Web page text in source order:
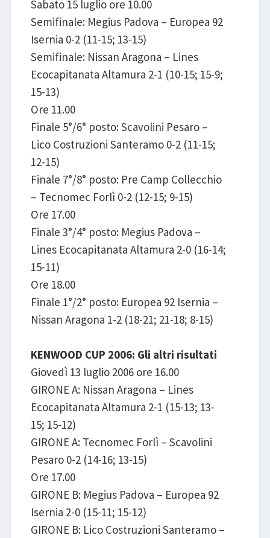
Sabato 15 luglio ore 10.00
Semifinale: Megius Padova – Europea 92
Isernia 0-2 (11-15; 13-15)
Semifinale: Nissan Aragona – Lines
Ecocapitanata Altamura 2-1 (10-15; 15-9;
15-13)
Ore 11.00
Finale 5°/6° posto: Scavolini Pesaro –
Lico Costruzioni Santeramo 0-2 (11-15;
12-15)
Finale 7°/8° posto: Pre Camp Collecchio
– Tecnomec Forlì 0-2 (12-15; 9-15)
Ore 17.00
Finale 3°/4° posto: Megius Padova –
Lines Ecocapitanata Altamura 2-0 (16-14;
15-11)
Ore 18.00
Finale 1°/2° posto: Europea 92 Isernia –
Nissan Aragona 1-2 (18-21; 21-18; 8-15)
KENWOOD CUP 2006: Gli altri risultati
Giovedì 13 luglio 2006 ore 16.00
GIRONE A: Nissan Aragona – Lines
Ecocapitanata Altamura 2-1 (15-13; 13-
15; 15-12)
GIRONE A: Tecnomec Forlì – Scavolini
Pesaro 0-2 (14-16; 13-15)
Ore 17.00
GIRONE B: Megius Padova – Europea 92
Isernia 2-0 (15-11; 15-12)
GIRONE B: Lico Costruzioni Santeramo –